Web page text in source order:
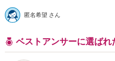
匿名希望 さん
ベストアンサーに選ばれ